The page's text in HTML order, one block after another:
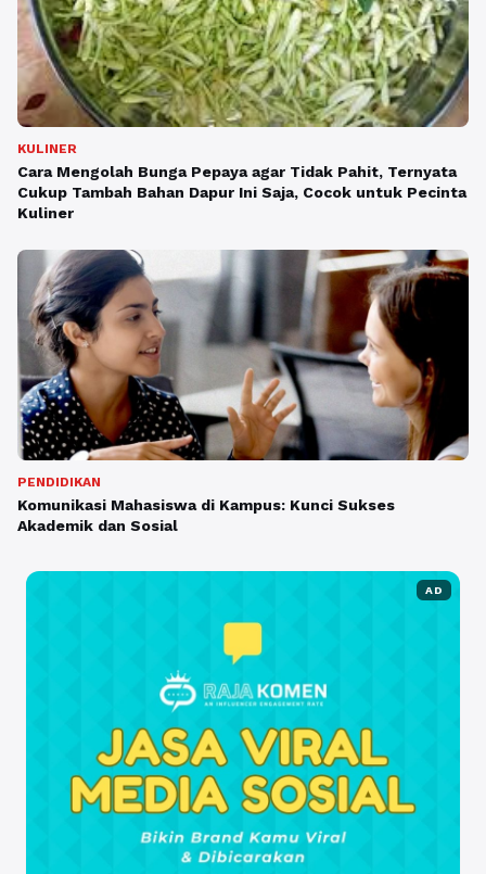
KULINER
Cara Mengolah Bunga Pepaya agar Tidak Pahit, Ternyata
Cukup Tambah Bahan Dapur Ini Saja, Cocok untuk Pecinta
Kuliner
PENDIDIKAN
Komunikasi Mahasiswa di Kampus: Kunci Sukses
Akademik dan Sosial
AD